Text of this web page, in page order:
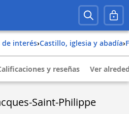
de interés› Castillo, iglesia y abadía›
y reseñas Ver
Saint-Philippe